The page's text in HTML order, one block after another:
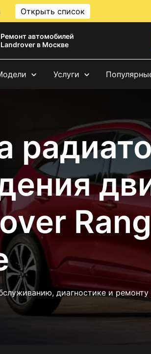
Открыть список
Ремонт автомобилей
Landrover в Москве
Услуги
диагностике и